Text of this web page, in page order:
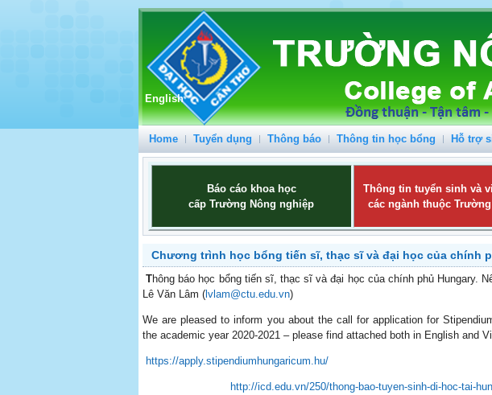
English
Home Tuyển dụng Thông báo Thông tin học bổng Hỗ trợ
Báo cáo khoa học
cấp Trường Nông nghiệp
Thông tin tuyển sinh và
các ngành thuộc
Chương trình học bổng tiến sĩ, thạc sĩ và đại học của chính
Thông báo học bổng tiến sĩ, thạc sĩ và đại học của chính phủ Hungary.
Lê Văn Lâm ( lvlam@ctu.edu.vn)
We are pleased to inform you about the call for application for
the academic year 2020-2021 – please find attached both in English and
https://apply.stipendiumhungaricum.hu/
http://icd.edu.vn/250/thong-bao-tuyen-sinh-di-hoc-tai-